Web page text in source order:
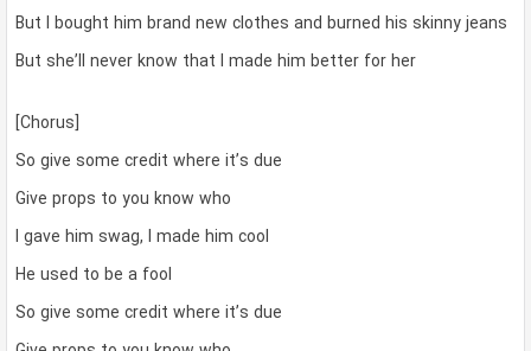
But I bought him brand new clothes and burned his skinny jeans
But she’ll never know that I made him better for her
[Chorus]
So give some credit where it’s due
Give props to you know who
I gave him swag, I made him cool
He used to be a fool
So give some credit where it’s due